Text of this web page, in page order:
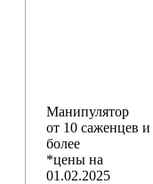
Манипулятор
от 10 саженцев и
более
*цены на
01.02.2025